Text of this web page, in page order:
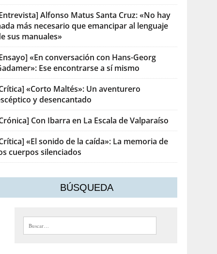
Alfonso Matus Santa Cruz: «No hay
más necesario que emancipar al lenguaje
sus manuales»
«En conversación con Hans-Georg
Ese encontrarse a sí mismo
«Corto Maltés»: Un aventurero
y desencantado
Con Ibarra en La Escala de Valparaíso
«El sonido de la caída»: La memoria de
cuerpos silenciados
BÚSQUEDA
Buscar: